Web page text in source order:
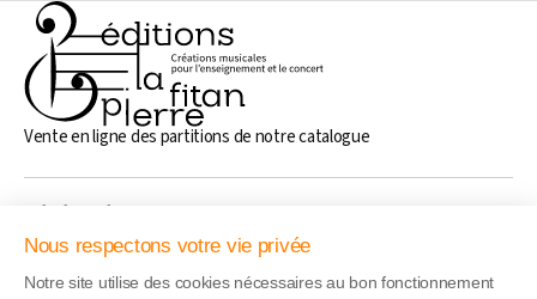
Nous respectons votre vie privée
Notre site utilise des cookies nécessaires au bon fonctionnement
Vente en ligne des partitions de notre catalogue
Généralités
Liens rapide